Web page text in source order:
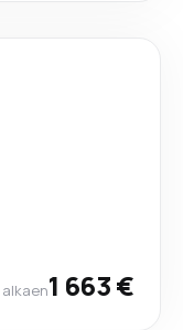
alkaen1 663 €